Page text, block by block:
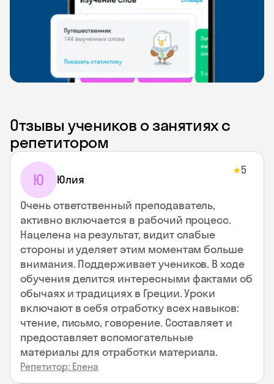
Отзывы учеников о занятиях с
репетитором
Ю Юлия
★5
Очень ответственный преподаватель,
активно включается в рабочий процесс.
Нацелена на результат, видит слабые
стороны и уделяет этим моментам больше
внимания. Поддерживает учеников. В ходе
обучения делится интересными фактами об
обычаях и традициях в Греции. Уроки
включают в себя отработку всех навыков:
чтение, письмо, говорение. Составляет и
предоставляет вспомогательные
материалы для отработки материала.
Репетитор: Елена